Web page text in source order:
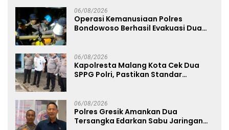
06/08/2026
Operasi Kemanusiaan Polres
Bondowoso Berhasil Evakuasi Dua
06/08/2026
Kapolresta Malang Kota Cek Dua
SPPG Polri, Pastikan Standar
06/08/2026
Polres Gresik Amankan Dua
Tersangka Edarkan Sabu Jaringan